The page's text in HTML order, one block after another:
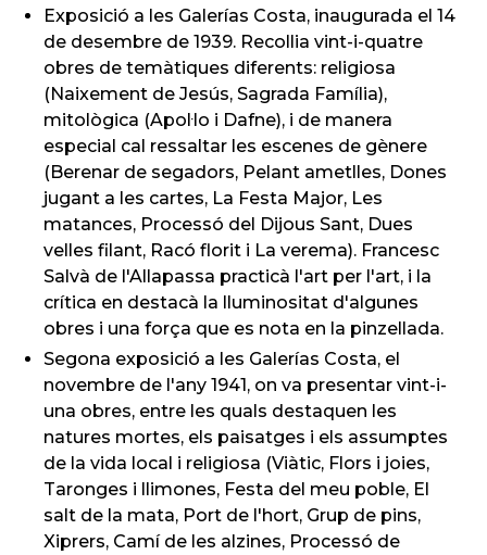
Exposició a les Galerías Costa, inaugurada el 14
de desembre de 1939. Recollia vint-i-quatre
obres de temàtiques diferents: religiosa
(Naixement de Jesús, Sagrada Família),
mitològica (Apol·lo i Dafne), i de manera
especial cal ressaltar les escenes de gènere
(Berenar de segadors, Pelant ametlles, Dones
jugant a les cartes, La Festa Major, Les
matances, Processó del Dijous Sant, Dues
velles filant, Racó florit i La verema). Francesc
Salvà de l'Allapassa practicà l'art per l'art, i la
crítica en destacà la lluminositat d'algunes
obres i una força que es nota en la pinzellada.
Segona exposició a les Galerías Costa, el
novembre de l'any 1941, on va presentar vint-i-
una obres, entre les quals destaquen les
natures mortes, els paisatges i els assumptes
de la vida local i religiosa (Viàtic, Flors i joies,
Taronges i llimones, Festa del meu poble, El
salt de la mata, Port de l'hort, Grup de pins,
Xiprers, Camí de les alzines, Processó de